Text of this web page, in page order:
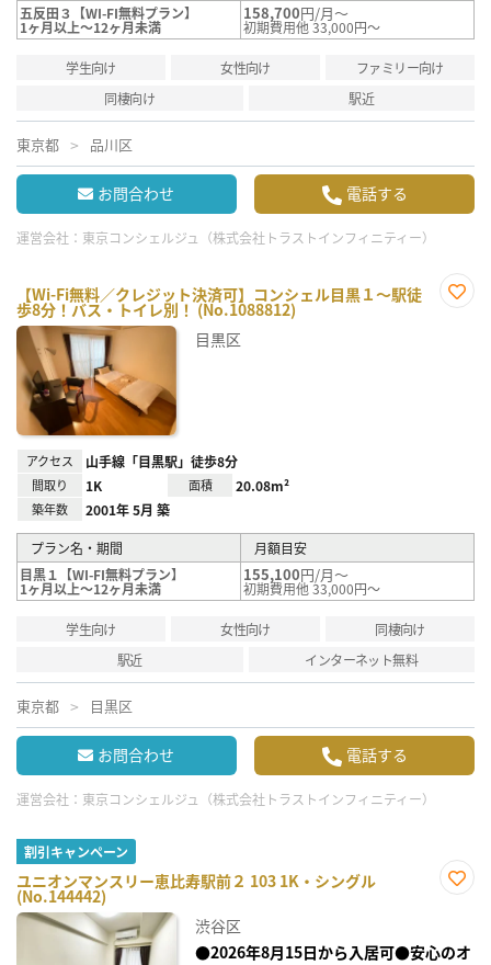
五反田３【WI-FI無料プラン】
1ヶ月以上～12ヶ月未満
158,700円/月～
初期費用他 33,000円～
学生向け 女性向け
ファミリー向け
同棲向け
駅近
東京都 品川区
お問合わせ 電話する
運営会社： 東京コンシェルジュ（株式会社トラストインフィニティー）
【Wi-Fi無料／クレジット決済可】コンシェル目黒１～駅徒
歩8分！バス・トイレ別！ (No.1088812)
目黒区
アクセス 山手線「目黒駅」徒歩8分
間取り 1K 面積 20.08m²
築年数 2001年 5月 築
プラン名・期間
月額目安
目黒１【WI-FI無料プラン】
1ヶ月以上～12ヶ月未満
155,100円/月～
初期費用他 33,000円～
学生向け 女性向け
同棲向け
駅近
インターネット無料
東京都 目黒区
お問合わせ 電話する
運営会社： 東京コンシェルジュ（株式会社トラストインフィニティー）
割引キャンペーン
ユニオンマンスリー恵比寿駅前２ 103 1K・シングル
(No.144442)
録
渋谷区
●2026年8月15日から入居可●安心のオ